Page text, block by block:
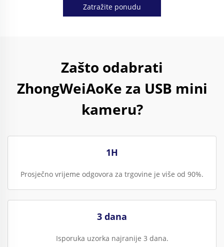
Zatražite ponudu
Zašto odabrati
ZhongWeiAoKe za USB mini
kameru?
1H
Prosječno vrijeme odgovora za trgovine je više od 90%.
3 dana
Isporuka uzorka najranije 3 dana.